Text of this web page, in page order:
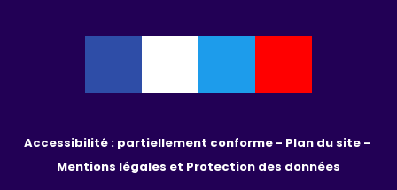
Accessibilité : partiellement conforme -
Mentions légales et Protection des données